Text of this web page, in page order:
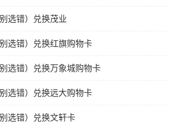
选错）兑换茂业
选错）兑换红旗购物卡
选错）兑换万象城购物卡
选错）兑换远大购物卡
选错）兑换文轩卡